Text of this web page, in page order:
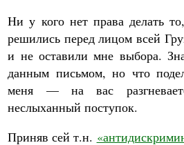
Ни у кого нет права делать
решились перед лицом всей
и не оставили мне выбора.
данным письмом, но что
меня — на вас
неслыханный поступок.
Приняв сей т.н.